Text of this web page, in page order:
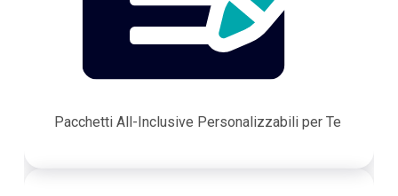
Pacchetti All-Inclusive Personalizzabili per Te